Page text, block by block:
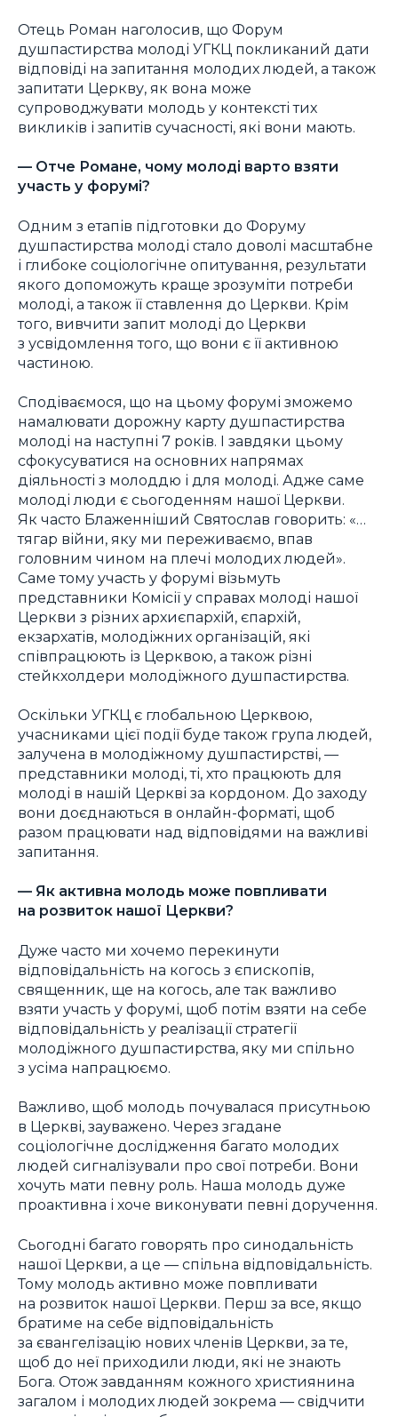
Отець Роман наголосив, що Форум
душпастирства молоді УГКЦ покликаний дати
відповіді на запитання молодих людей, а також
запитати Церкву, як вона може
супроводжувати молодь у контексті тих
викликів і запитів сучасності, які вони мають.
— Отче Романе, чому молоді варто взяти
участь у форумі?
Одним з етапів підготовки до Форуму
душпастирства молоді стало доволі масштабне
і глибоке соціологічне опитування, результати
якого допоможуть краще зрозуміти потреби
молоді, а також її ставлення до Церкви. Крім
того, вивчити запит молоді до Церкви
з усвідомлення того, що вони є її активною
частиною.
Сподіваємося, що на цьому форумі зможемо
намалювати дорожну карту душпастирства
молоді на наступні 7 років. І завдяки цьому
сфокусуватися на основних напрямах
діяльності з молоддю і для молоді. Адже саме
молоді люди є сьогоденням нашої Церкви.
Як часто Блаженніший Святослав говорить: «…
тягар війни, яку ми переживаємо, впав
головним чином на плечі молодих людей».
Саме тому участь у форумі візьмуть
представники Комісії у справах молоді нашої
Церкви з різних архиєпархій, єпархій,
екзархатів, молодіжних організацій, які
співпрацюють із Церквою, а також різні
стейкхолдери молодіжного душпастирства.
Оскільки УГКЦ є глобальною Церквою,
учасниками цієї події буде також група людей,
залучена в молодіжному душпастирстві, —
представники молоді, ті, хто працюють для
молоді в нашій Церкві за кордоном. До заходу
вони доєднаються в онлайн-форматі, щоб
разом працювати над відповідями на важливі
запитання.
— Як активна молодь може повпливати
на розвиток нашої Церкви?
Дуже часто ми хочемо перекинути
відповідальність на когось з єпископів,
священник, ще на когось, але так важливо
взяти участь у форумі, щоб потім взяти на себе
відповідальність у реалізації стратегії
молодіжного душпастирства, яку ми спільно
з усіма напрацюємо.
Важливо, щоб молодь почувалася присутньою
в Церкві, зауважено. Через згадане
соціологічне дослідження багато молодих
людей сигналізували про свої потреби. Вони
хочуть мати певну роль. Наша молодь дуже
проактивна і хоче виконувати певні доручення.
Сьогодні багато говорять про синодальність
нашої Церкви, а це — спільна відповідальність.
Тому молодь активно може повпливати
на розвиток нашої Церкви. Перш за все, якщо
братиме на себе відповідальність
за євангелізацію нових членів Церкви, за те,
щоб до неї приходили люди, які не знають
Бога. Отож завданням кожного християнина
загалом і молодих людей зокрема — свідчити